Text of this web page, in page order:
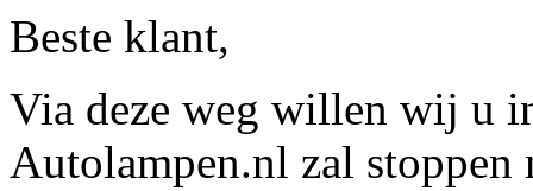
Beste klant,
Via deze weg willen wij u
Autolampen.nl zal stoppen